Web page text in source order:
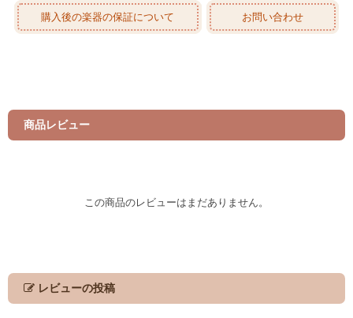
購入後の楽器の保証について お問い合わせ
商品レビュー
この商品のレビューはまだありません。
レビューの投稿